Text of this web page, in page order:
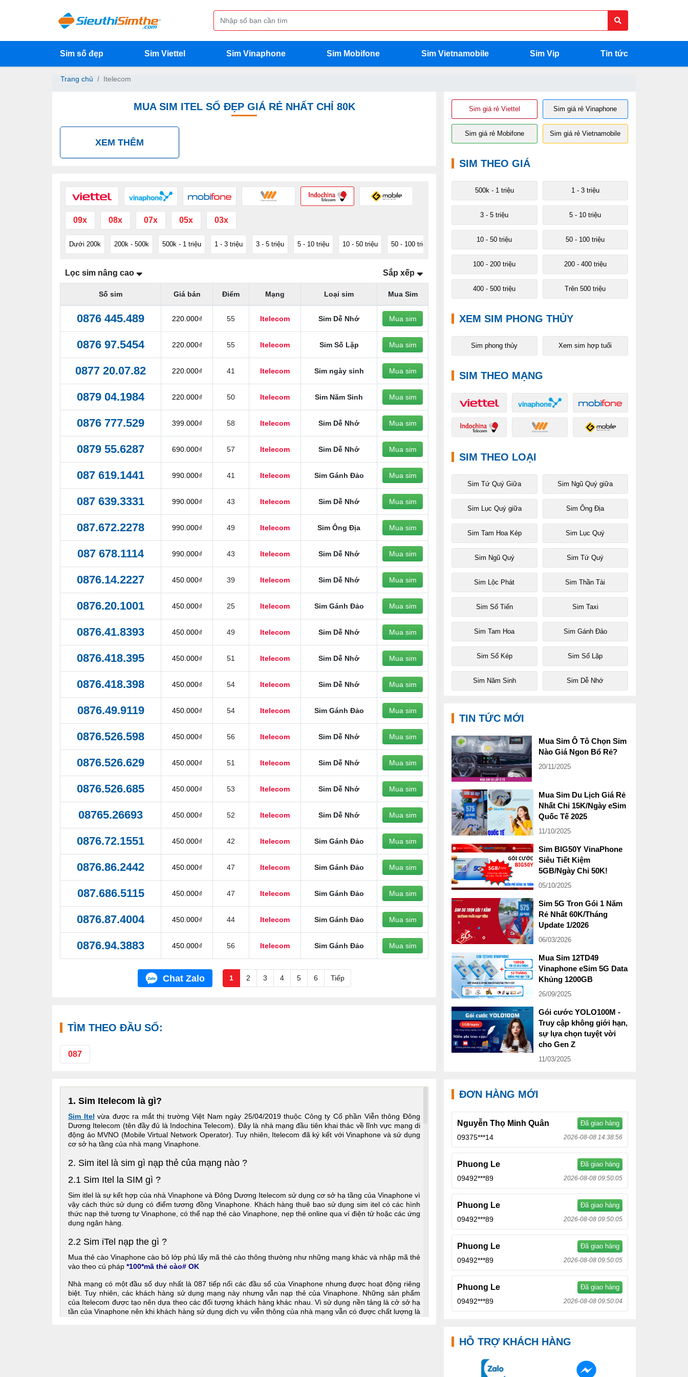
Sim số đẹp Sim Viettel Sim Vinaphone Sim Mobifone Sim Vietnamobile Sim Vip Tin tức
Trang chủ Itelecom
MUA SIM ITEL SỐ ĐẸP GIÁ RẺ NHẤT CHỈ 80K
XEM THÊM
09x 08x 07x 05x 03x
Dưới 200k 200k - 500k 500k - 1 triệu 1 - 3 triệu 3 - 5 triệu 5 - 10 triệu 10 - 50 triệu 50 - 100 triệu 100 - 200 triệu 200 - 400 triệu 400 - 500 triệu
Lọc sim nâng cao Sắp xếp
Số sim Giá bán Điểm Mạng Loại sim Mua Sim
0876 445.489 220.000₫ 55 Itelecom Sim Dễ Nhớ Mua sim
0876 97.5454 220.000₫ 55 Itelecom Sim Số Lặp Mua sim
0877 20.07.82 220.000₫ 41 Itelecom Sim ngày sinh Mua sim
0879 04.1984 220.000₫ 50 Itelecom Sim Năm Sinh Mua sim
0876 777.529 399.000₫ 58 Itelecom Sim Dễ Nhớ Mua sim
0879 55.6287 690.000₫ 57 Itelecom Sim Dễ Nhớ Mua sim
087 619.1441 990.000₫ 41 Itelecom Sim Gánh Đảo Mua sim
087 639.3331 990.000₫ 43 Itelecom Sim Dễ Nhớ Mua sim
087.672.2278 990.000₫ 49 Itelecom Sim Ông Địa Mua sim
087 678.1114 990.000₫ 43 Itelecom Sim Dễ Nhớ Mua sim
0876.14.2227 450.000₫ 39 Itelecom Sim Dễ Nhớ Mua sim
0876.20.1001 450.000₫ 25 Itelecom Sim Gánh Đảo Mua sim
0876.41.8393 450.000₫ 49 Itelecom Sim Dễ Nhớ Mua sim
0876.418.395 450.000₫ 51 Itelecom Sim Dễ Nhớ Mua sim
0876.418.398 450.000₫ 54 Itelecom Sim Dễ Nhớ Mua sim
0876.49.9119 450.000₫ 54 Itelecom Sim Gánh Đảo Mua sim
0876.526.598 450.000₫ 56 Itelecom Sim Dễ Nhớ Mua sim
0876.526.629 450.000₫ 51 Itelecom Sim Dễ Nhớ Mua sim
0876.526.685 450.000₫ 53 Itelecom Sim Dễ Nhớ Mua sim
08765.26693 450.000₫ 52 Itelecom Sim Dễ Nhớ Mua sim
0876.72.1551 450.000₫ 42 Itelecom Sim Gánh Đảo Mua sim
0876.86.2442 450.000₫ 47 Itelecom Sim Gánh Đảo Mua sim
087.686.5115 450.000₫ 47 Itelecom Sim Gánh Đảo Mua sim
0876.87.4004 450.000₫ 44 Itelecom Sim Gánh Đảo Mua sim
0876.94.3883 450.000₫ 56 Itelecom Sim Gánh Đảo Mua sim
Chat Zalo 1 2 3 4 5 6 Tiếp
TÌM THEO ĐẦU SỐ:
087
1. Sim Itelecom là gì?
Sim Itel vừa được ra mắt thị trường Việt Nam ngày 25/04/2019 thuộc Công ty Cổ phần Viễn thông Đông
Dương Itelecom (tên đầy đủ là Indochina Telecom). Đây là nhà mạng đầu tiên khai thác về lĩnh vực mạng di
động ảo MVNO (Mobile Virtual Network Operator). Tuy nhiên, Itelecom đã ký kết với Vinaphone và sử dụng
cơ sở hạ tầng của nhà mạng Vinaphone.
2. Sim itel là sim gì nạp thẻ của mạng nào ?
2.1 Sim Itel la SIM gì ?
Sim itlel là sự kết hợp của nhà Vinaphone và Đông Dương Itelecom sử dụng cơ sở hạ tầng của Vinaphone vì
vậy cách thức sử dụng có điểm tương đồng Vinaphone. Khách hàng thuê bao sử dụng sim itel có các hình
thức nạp thẻ tương tự Vinaphone, có thể nạp thẻ cào Vinaphone, nẹp thẻ online qua ví điện tử hoặc các ứng
dụng ngân hàng.
2.2 Sim iTel nạp the gì ?
Mua thẻ cào Vinaphone cào bỏ lớp phủ lấy mã thẻ cào thông thường như những mạng khác và nhập mã thẻ
vào theo cú pháp *100*mã thẻ cào# OK
Nhà mạng có một đầu số duy nhất là 087 tiếp nối các đầu số của Vinaphone nhưng được hoạt động riêng
biệt. Tuy nhiên, các khách hàng sử dụng mạng này nhưng vẫn nạp thẻ của Vinaphone. Những sản phẩm
của Itelecom được tạo nên dựa theo các đối tượng khách hàng khác nhau. Vì sử dụng nền tảng là cở sở hạ
tần của Vinaphone nên khi khách hàng sử dụng dịch vụ viễn thông của nhà mạng vẫn có được chất lượng là
Sim giá rẻ Viettel Sim giá rẻ Vinaphone
Sim giá rẻ Mobifone Sim giá rẻ Vietnamobile
SIM THEO GIÁ
500k - 1 triệu 1 - 3 triệu
3 - 5 triệu 5 - 10 triệu
10 - 50 triệu 50 - 100 triệu
100 - 200 triệu 200 - 400 triệu
400 - 500 triệu Trên 500 triệu
XEM SIM PHONG THỦY
Sim phong thủy Xem sim hợp tuổi
SIM THEO MẠNG
SIM THEO LOẠI
Sim Tứ Quý Giữa Sim Ngũ Quý giữa
Sim Lục Quý giữa Sim Ông Địa
Sim Tam Hoa Kép Sim Lục Quý
Sim Ngũ Quý Sim Tứ Quý
Sim Lộc Phát Sim Thần Tài
Sim Số Tiến Sim Taxi
Sim Tam Hoa Sim Gánh Đảo
Sim Số Kép Sim Số Lặp
Sim Năm Sinh Sim Dễ Nhớ
TIN TỨC MỚI
Mua Sim Ô Tô Chọn Sim
Nào Giá Ngon Bổ Rẻ?
20/11/2025
Mua Sim Du Lịch Giá Rẻ
Nhất Chỉ 15K/Ngày eSim
Quốc Tế 2025
11/10/2025
Sim BIG50Y VinaPhone
Siêu Tiết Kiệm
5GB/Ngày Chỉ 50K!
05/10/2025
Sim 5G Tron Gói 1 Năm
Rẻ Nhất 60K/Tháng
Update 1/2026
06/03/2026
Mua Sim 12TD49
Vinaphone eSim 5G Data
Khủng 1200GB
26/09/2025
Gói cước YOLO100M -
Truy cập không giới hạn,
sự lựa chọn tuyệt vời
cho Gen Z
11/03/2025
ĐƠN HÀNG MỚI
Nguyễn Thọ Minh Quân Đã giao hàng
09375***14 2026-08-08 14:38:56
Phuong Le Đã giao hàng
09492***89 2026-08-08 09:50:05
Phuong Le Đã giao hàng
09492***89 2026-08-08 09:50:05
Phuong Le Đã giao hàng
09492***89 2026-08-08 09:50:05
Phuong Le Đã giao hàng
09492***89 2026-08-08 09:50:04
HỖ TRỢ KHÁCH HÀNG